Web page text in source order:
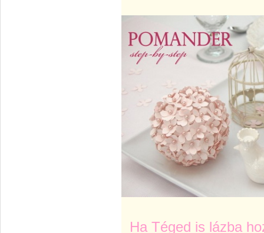
Ha Téged is lázba